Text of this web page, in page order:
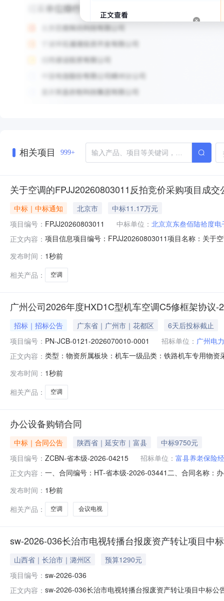
相关项目 999+
关于空调的FPJJ20260803011反拍竞价采购项目成交
中标｜中标通知 北京市
中标11.17万元
项目编号： FPJJ20260803011 中标单位： 北京京东叁佰陆拾度
正文内容： 项目信息项目编号：FPJJ20260803011项目名称：关于
陆拾度电子商务有限公司[美的]空调KFR-35GW/G3-1A
发布时间： 1秒前
相关产品：
空调
广州公司2026年度HXD1C型机车空调C5修框架协议
招标｜招标公告 广东省｜广州市｜花都区
6天后投标截止
项目编号： PN-JCB-0121-2026070010-0001 招标单位： 广州电
正文内容： 类型：物资所属板块：机车一级品类：铁路机车专用物
司2026年度HXD1C型机车空调C5修框架协议-2026年7
发布时间： 1秒前
相关产品：
空调
办公设备购销合同
中标｜合同公告 陕西省｜延安市｜富县
中标9750元
项目编号： ZCBN-省本级-2026-04215 招标单位： 富县养老保险
正文内容： 一、合同编号：HT-省本级-2026-03441二、合同名称：
13309115327六、合同主要信息主要标的名称：会议电
发布时间： 1秒前
相关产品：
空调 会议电视
sw-2026-036长治市电视转播台报废资产转让项目中
山西省｜长治市｜潞州区
预算1290元
项目编号： sw-2026-036
正文内容： sw-2026-036长治市电视转播台报废资产转让项目中标